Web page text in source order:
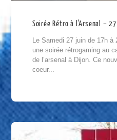
Soirée Rétro à l’Arsenal –
Le Samedi 27 juin de 17h à
une soirée rétrogaming au
de l’arsenal à Dijon. Ce
coeur...